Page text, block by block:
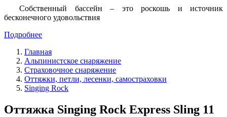
Собственный бассейн – это роскошь и источник
бесконечного удовольствия
Подробнее
Главная
Альпинистское снаряжение
Страховочное снаряжение
Оттяжки, петли, лесенки, самостраховки
Singing Rock
Оттяжка Singing Rock Express Sling 11